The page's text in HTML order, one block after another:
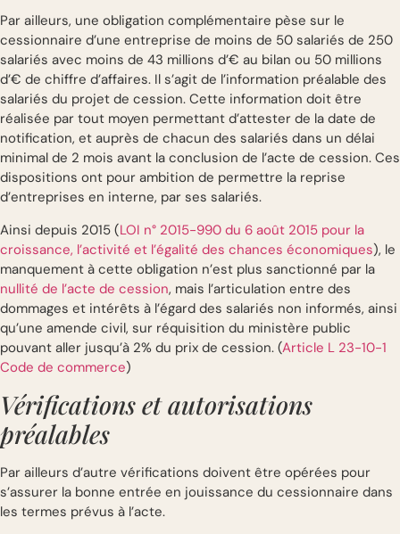
Par ailleurs, une obligation complémentaire pèse sur le
cessionnaire d’une entreprise de moins de 50 salariés de 250
salariés avec moins de 43 millions d’€ au bilan ou 50 millions
d’€ de chiffre d’affaires. Il s’agit de l’information préalable des
salariés du projet de cession. Cette information doit être
réalisée par tout moyen permettant d’attester de la date de
notification, et auprès de chacun des salariés dans un délai
minimal de 2 mois avant la conclusion de l’acte de cession. Ces
dispositions ont pour ambition de permettre la reprise
d’entreprises en interne, par ses salariés.
Ainsi depuis 2015 (LOI n° 2015-990 du 6 août 2015 pour la
croissance, l’activité et l’égalité des chances économiques), le
manquement à cette obligation n’est plus sanctionné par la
nullité de l’acte de cession, mais l’articulation entre des
dommages et intérêts à l’égard des salariés non informés, ainsi
qu’une amende civil, sur réquisition du ministère public
pouvant aller jusqu’à 2% du prix de cession. (Article L 23-10-1
Code de commerce)
Vérifications et autorisations
préalables
Par ailleurs d’autre vérifications doivent être opérées pour
s’assurer la bonne entrée en jouissance du cessionnaire dans
les termes prévus à l’acte.